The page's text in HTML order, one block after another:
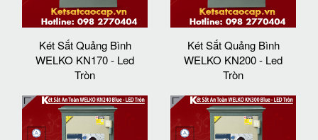
Két Sắt Quảng Bình
WELKO KN170 - Led
Tròn
Két Sắt Quảng Bình
WELKO KN200 - Led
Tròn